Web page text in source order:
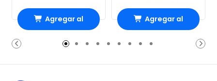
Agregar al
Carro
Agregar al
Carro